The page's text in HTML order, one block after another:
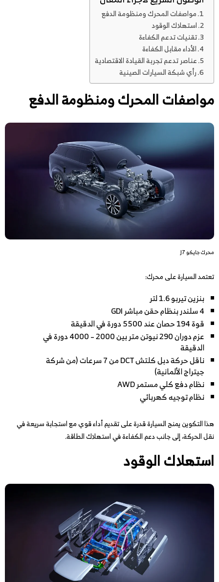
مواصفات المحرك ومنظومة الدفع
استهلاك الوقود
تقنيات تدعم الكفاءة
الأداء مقابل الكفاءة
عناصر تدعم تجربة القيادة الاقتصادية
رأي شبكة السيارات الصينية
مواصفات المحرك ومنظومة الدفع
محرك جايكو J7
تعتمد السيارة على محرك:
بنزين تيربو 1.6 لتر
4 سلندر بنظام حقن مباشر GDI
قوة 194 حصان عند 5500 دورة في الدقيقة
عزم دوران 290 نيوتن متر بين 2000 – 4000 دورة في
الدقيقة
ناقل حركة دبل كلتش DCT من 7 سرعات (من شركة
جيتراج الألمانية)
نظام دفع كلي مستمر AWD
نظام توجيه كهربائي
هذا التكوين يمنح السيارة قدرة على تقديم أداء قوي مع استجابة سريعة في
نقل الحركة، إلى جانب دعم الكفاءة في استهلاك الطاقة.
استهلاك الوقود